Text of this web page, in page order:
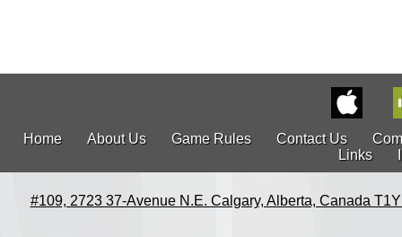
Home About Us Game Rules Contact Us
Links
#109, 2723 37-Avenue N.E. Calgary, Alberta, Canada